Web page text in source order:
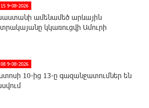
9-08-2026
ամենամեծ արևային
կկառուցվի Ամուրի
9-08-2026
10-ից 13-ը գազանջատումներ են